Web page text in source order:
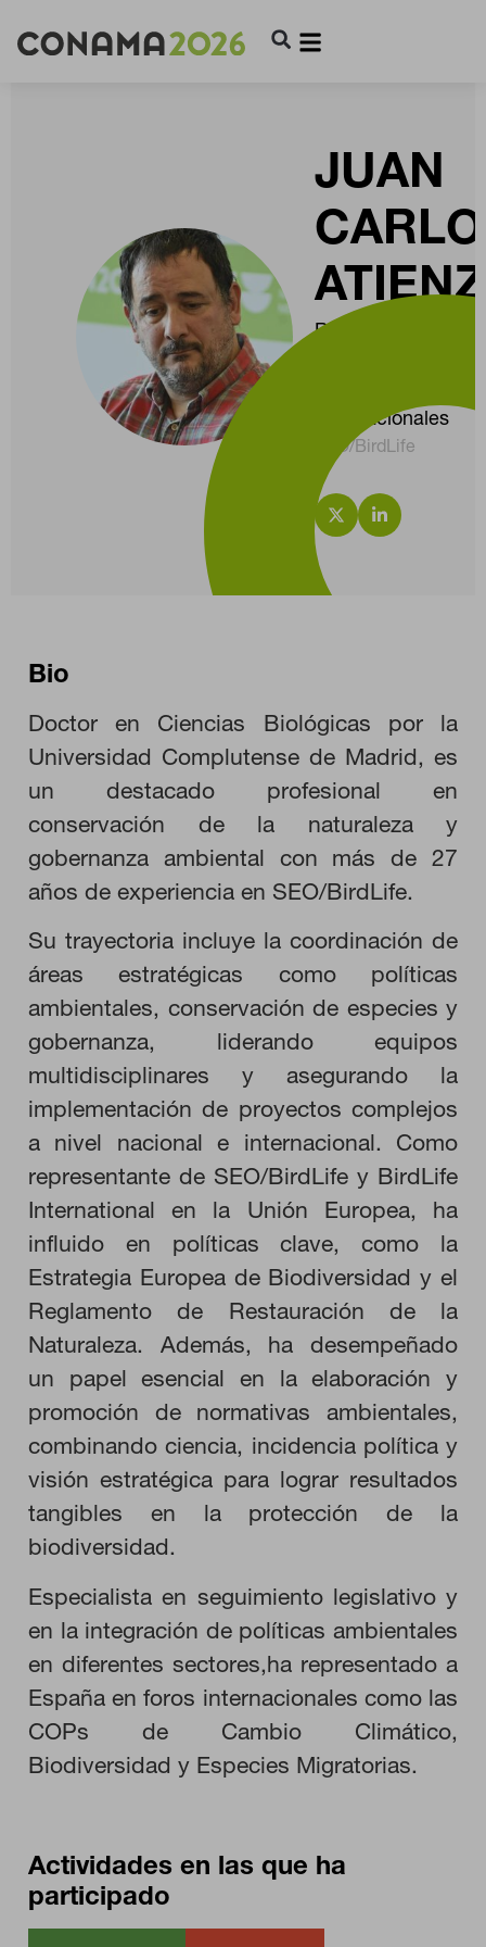
JUAN
Responsable de
Internacionales
SEO/BirdLife
Bio
Doctor en Ciencias Biológicas por la
Universidad Complutense de Madrid, es
un destacado profesional en
conservación de la naturaleza y
gobernanza ambiental con más de 27
años de experiencia en SEO/BirdLife.
Su trayectoria incluye la coordinación de
áreas estratégicas como políticas
ambientales, conservación de especies y
gobernanza, liderando equipos
multidisciplinares y asegurando la
implementación de proyectos complejos
a nivel nacional e internacional. Como
representante de SEO/BirdLife y BirdLife
International en la Unión Europea, ha
influido en políticas clave, como la
Estrategia Europea de Biodiversidad y el
Reglamento de Restauración de la
Naturaleza. Además, ha desempeñado
un papel esencial en la elaboración y
promoción de normativas ambientales,
combinando ciencia, incidencia política y
visión estratégica para lograr resultados
tangibles en la protección de la
biodiversidad.
Especialista en seguimiento legislativo y
en la integración de políticas ambientales
en diferentes sectores,ha representado a
España en foros internacionales como las
COPs de Cambio Climático,
Biodiversidad y Especies Migratorias.
Actividades en las que ha
participado
CONFIGURACIÓN DE COOKIES
RECHAZAR TODO
HABILITAR TODO
Cookies necesarias
Estas cookies son necesarias para que el sitio web funcione y
no se pueden desactivar en nuestros sistemas. Puede
cookies, pero alguna áreas del sitio no funcionarán. Estas
personal.
Cookies de rendimiento
Estas cookies nos permiten contar las visitas y fuentes de
tráfico para poder evaluar el rendimiento de nuestro sitio y
mejorarlo. Nos ayudan a saber qué páginas son las más o
menos visitadas, y cómo los visitantes navegan por el sitio.
Toda la información que recogen estas cookies es agregada y,
por lo tanto, es anónima.
Puedes volver a configurar tus cookies desde la sección "Configuración
política de cookies